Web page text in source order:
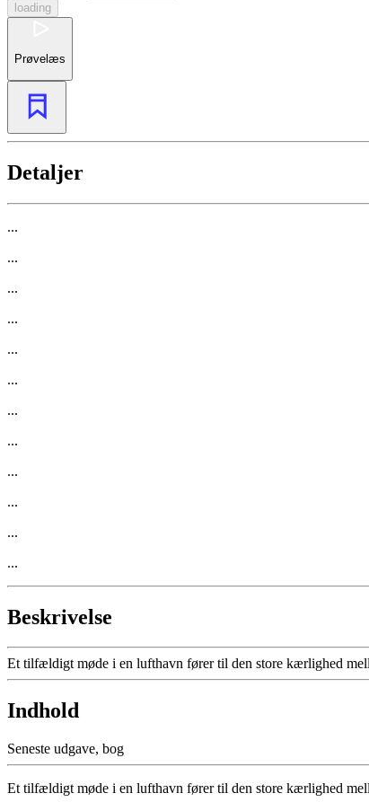
loading
Prøvelæs
Detaljer
...
...
...
...
...
...
...
...
...
...
...
...
Beskrivelse
Et tilfældigt møde i en lufthavn fører til den store kærlighed
Indhold
Seneste udgave, bog
Et tilfældigt møde i en lufthavn fører til den store kærlighed